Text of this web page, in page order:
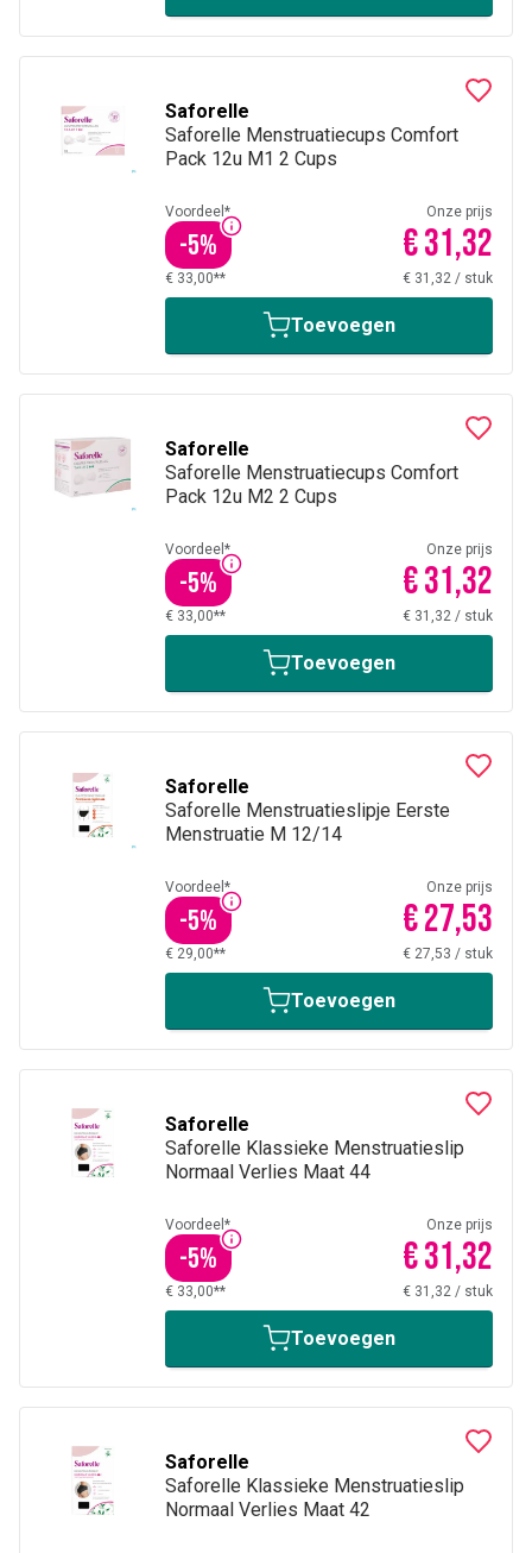
Saforelle
Saforelle Menstruatiecups Comfort
Pack 12u M1 2 Cups
Voordeel*
-5%
Onze prijs
€ 31,32
€ 33,00** € 31,32 / stuk
Toevoegen
Saforelle
Saforelle Menstruatiecups Comfort
Pack 12u M2 2 Cups
Voordeel*
-5%
Onze prijs
€ 31,32
€ 33,00** € 31,32 / stuk
Toevoegen
Saforelle
Saforelle Menstruatieslipje Eerste
Menstruatie M 12/14
Voordeel*
-5%
Onze prijs
€ 27,53
€ 29,00** € 27,53 / stuk
Toevoegen
Saforelle
Saforelle Klassieke Menstruatieslip
Normaal Verlies Maat 44
Voordeel*
-5%
Onze prijs
€ 31,32
€ 33,00** € 31,32 / stuk
Toevoegen
Saforelle
Saforelle Klassieke Menstruatieslip
Normaal Verlies Maat 42